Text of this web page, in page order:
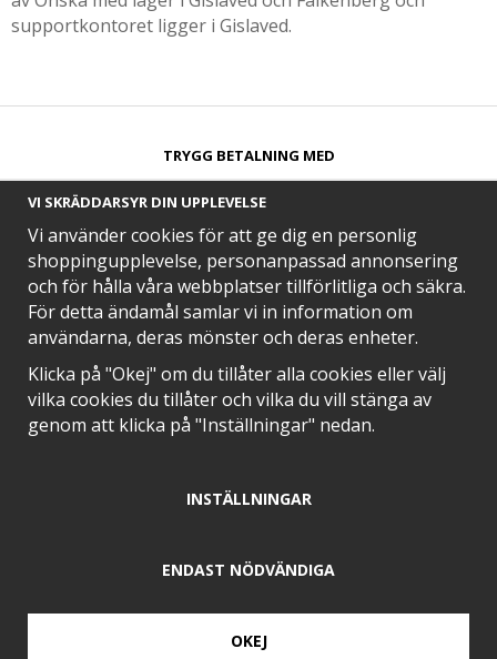
supportkontoret ligger i Gislaved.
TRYGG BETALNING MED​
SNABB LEVERANS MED
EN DEL AV
VI SKRÄDDARSYR DIN UPPLEVELSE
Vi använder cookies för att ge dig en personlig
shoppingupplevelse, personanpassad annonsering
och för hålla våra webbplatser tillförlitliga och säkra.
För detta ändamål samlar vi in information om
användarna, deras mönster och deras enheter.
Klicka på "Okej" om du tillåter alla cookies eller välj
vilka cookies du tillåter och vilka du vill stänga av
genom att klicka på "Inställningar" nedan.
INSTÄLLNINGAR
ENDAST NÖDVÄNDIGA
OKEJ